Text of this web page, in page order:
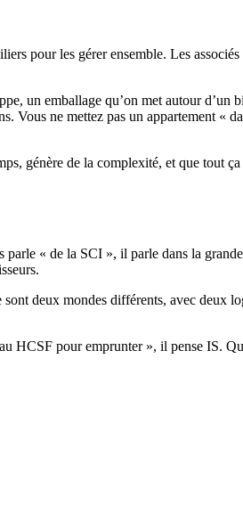
pour les gérer ensemble. Les associés
un emballage qu’on met autour d’un
Vous ne mettez pas un appartement «
génère de la complexité, et que tout
« de la SCI », il parle dans la
deux mondes différents, avec deux
HCSF pour emprunter », il pense IS.